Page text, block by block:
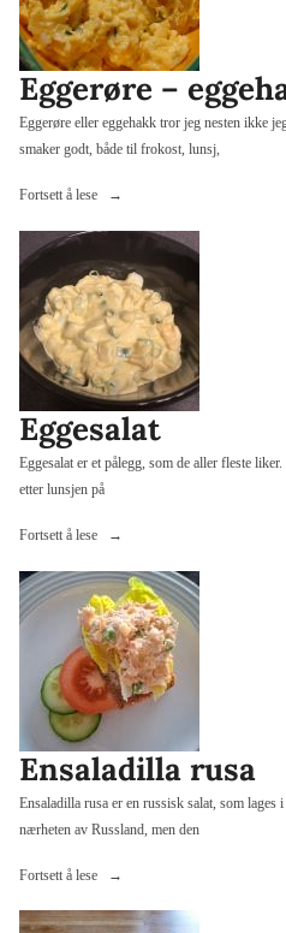
Eggerøre –
Eggerøre eller eggehakk tror jeg nesten ikke
smaker godt, både til frokost, lunsj,
Fortsett å lese
«Eggerøre
eggehakk»
Eggesalat
Eggesalat er et pålegg, som de aller fleste
etter lunsjen på
Fortsett å lese «Eggesalat»
Ensaladilla rusa
Ensaladilla rusa er en russisk salat, som lages
nærheten av Russland, men den
Fortsett å lese
«Ensaladilla